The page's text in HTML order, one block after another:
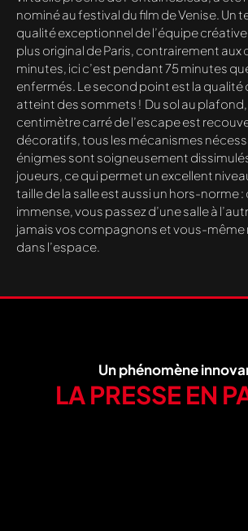
nominé au festival du film de Venise. Un
qualité exceptionnel de l’équipe
plus original de Paris, contrairement aux
minutes, ici c’est pendant 75 minutes
enfermés. Le second point est la qualité
atteint des sommets ! Du sol au
centimètre carré de l’escape est
décoratifs, tous les mécanismes
énigmes sont soigneusement
joueurs, ce qui permet un excellent
taille de la salle est aussi un hors-norme :
immense, vous passez d’une salle à
jamais vos compagnons et vous-même
dans l’espace.
Un phénomène
LA PRESSE EN